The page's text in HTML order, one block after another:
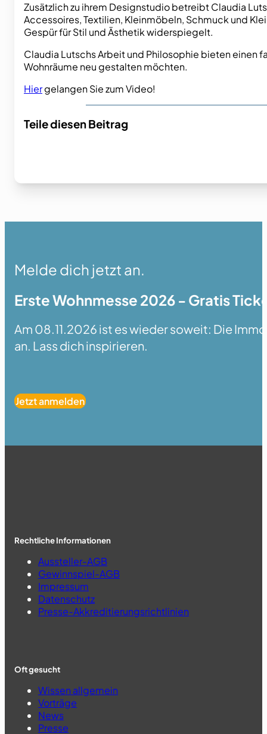
Zusätzlich zu ihrem Designstudio betreibt Claudia
Accessoires, Textilien, Kleinmöbeln, Schmuck und
Gespür für Stil und Ästhetik widerspiegelt.
Claudia Lutschs Arbeit und Philosophie bieten einen
Wohnräume neu gestalten möchten.
Hiergelangen Sie zum Video!
Teile diesen Beitrag
Melde dich jetzt an.
Erste Wohnmesse 2026 - Gratis
Am 08.11.2026 ist es wieder soweit: Die
an. Lass dich inspirieren.
Jetzt anmelden
Rechtliche Informationen
Aussteller-AGB
Gewinnspiel-AGB
Impressum
Datenschutz
Presse-Akkreditierungsrichtlinien
Oft gesucht
Wissen allgemein
Vorträge
News
Presse